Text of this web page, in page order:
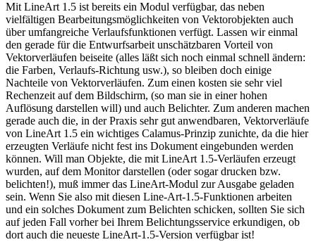
Mit LineArt 1.5 ist bereits ein Modul verfügbar, das neben
vielfältigen Bearbeitungsmöglichkeiten von Vektorobjekten auch
über umfangreiche Verlaufsfunktionen verfügt. Lassen wir einmal
den gerade für die Entwurfsarbeit unschätzbaren Vorteil von
Vektorverläufen beiseite (alles läßt sich noch einmal schnell ändern:
die Farben, Verlaufs-Richtung usw.), so bleiben doch einige
Nachteile von Vektorverläufen. Zum einen kosten sie sehr viel
Rechenzeit auf dem Bildschirm, (so man sie in einer hohen
Auflösung darstellen will) und auch Belichter. Zum anderen machen
gerade auch die, in der Praxis sehr gut anwendbaren, Vektorverläufe
von LineArt 1.5 ein wichtiges Calamus-Prinzip zunichte, da die hier
erzeugten Verläufe nicht fest ins Dokument eingebunden werden
können. Will man Objekte, die mit LineArt 1.5-Verläufen erzeugt
wurden, auf dem Monitor darstellen (oder sogar drucken bzw.
belichten!), muß immer das LineArt-Modul zur Ausgabe geladen
sein. Wenn Sie also mit diesen Line-Art-1.5-Funktionen arbeiten
und ein solches Dokument zum Belichten schicken, sollten Sie sich
auf jeden Fall vorher bei Ihrem Belichtungsservice erkundigen, ob
dort auch die neueste LineArt-1.5-Version verfügbar ist!